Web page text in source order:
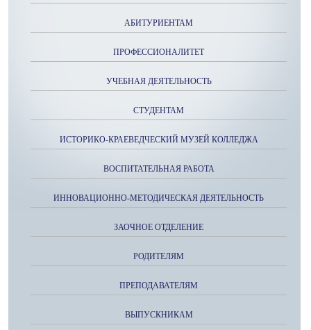
АБИТУРИЕНТАМ
ПРОФЕССИОНАЛИТЕТ
УЧЕБНАЯ ДЕЯТЕЛЬНОСТЬ
СТУДЕНТАМ
ИСТОРИКО-КРАЕВЕДЧЕСКИЙ МУЗЕЙ КОЛЛЕДЖА
ВОСПИТАТЕЛЬНАЯ РАБОТА
ИННОВАЦИОННО-МЕТОДИЧЕСКАЯ ДЕЯТЕЛЬНОСТЬ
ЗАОЧНОЕ ОТДЕЛЕНИЕ
РОДИТЕЛЯМ
ПРЕПОДАВАТЕЛЯМ
ВЫПУСКНИКАМ